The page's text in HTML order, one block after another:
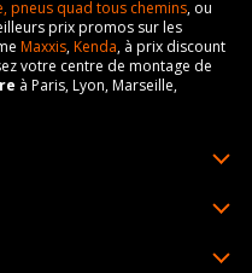
pneus quad tous chemins, ou
prix promos sur les
Maxxis,Kenda, à prix discount
votre centre de montage de
à Paris, Lyon, Marseille,